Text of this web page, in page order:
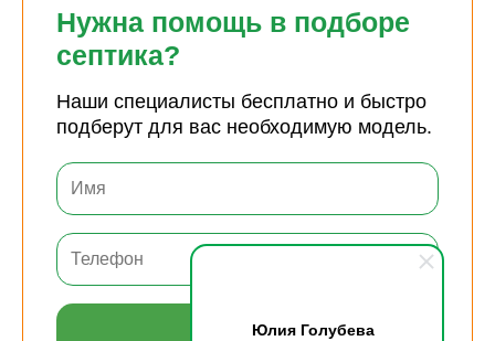
Юлия Голубева
Нужна помощь в подборе
септика?
Наши специалисты бесплатно и быстро
подберут для вас необходимую модель.